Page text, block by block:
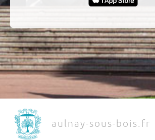
aulnay-sous-bois.fr